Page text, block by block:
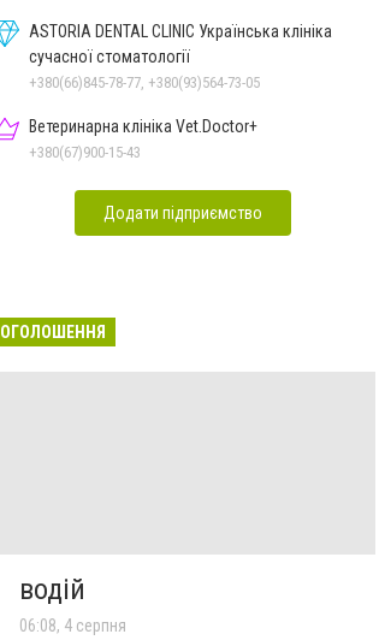
ASTORIA DENTAL CLINIC Українська клініка
сучасної стоматології
+380(66)845-78-77, +380(93)564-73-05
Ветеринарна клініка Vet.Doctor+
+380(67)900-15-43
Додати підприємство
ОГОЛОШЕННЯ
водій
06:08, 4 серпня